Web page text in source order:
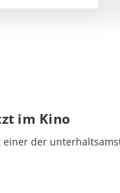
im Kino
einer der